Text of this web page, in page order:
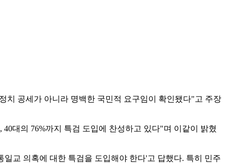
치 공세가 아니라 명백한 국민적 요구임이 확인됐다"고 주장
대의 76%까지 특검 도입에 찬성하고 있다"며 이같이 밝혔
교 의혹에 대한 특검을 도입해야 한다'고 답했다. 특히 민주